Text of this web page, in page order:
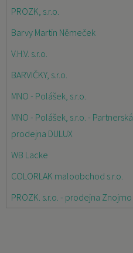
PROZK, s.r.o.
Barvy Martin Němeček
V.H.V. s.r.o.
BARVIČKY, s.r.o.
MNO - Polášek, s.r.o.
MNO - Polášek, s.r.o. - Partnerská
prodejna DULUX
WB Lacke
COLORLAK maloobchod s.r.o.
PROZK. s.r.o. - prodejna Znojmo